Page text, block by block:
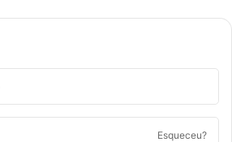
Esqueceu?